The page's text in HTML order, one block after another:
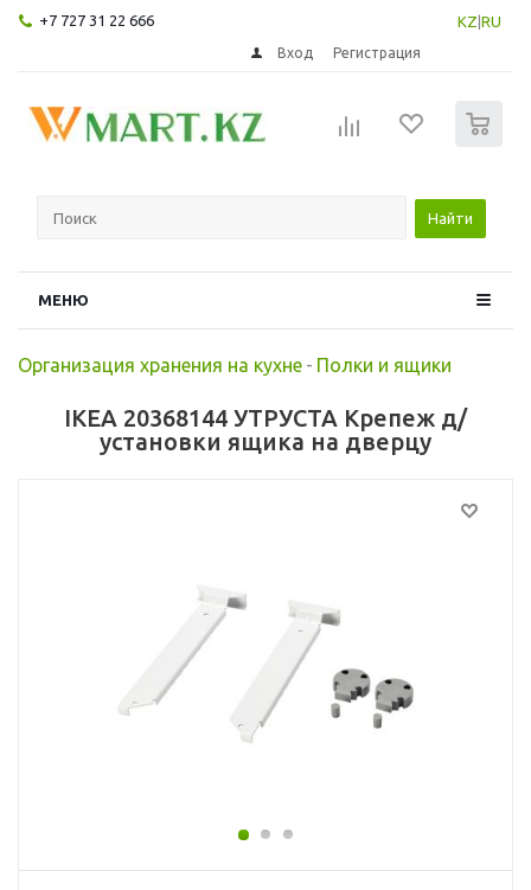
+7 727 31 22 666 KZ RU
Вход Регистрация
Найти
МЕНЮ
Организация хранения на кухне - Полки и ящики
IKEA 20368144 УТРУСТА Крепеж д/
установки ящика на дверцу